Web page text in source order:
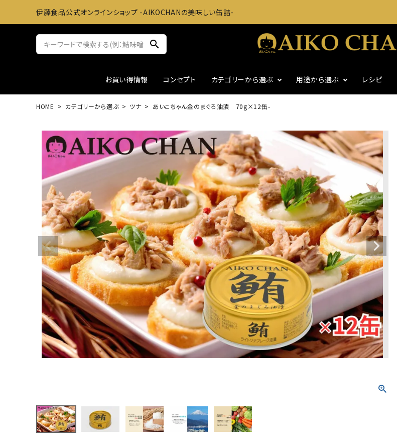
伊藤食品公式オンラインショップ -AIKOCHANの美味しい缶詰-
search
お買い得情報 コンセプト カテゴリーから選ぶ
アウトレット ギフト・グッズ 食塩不使用
用途から選ぶ レシピ
HOME カテゴリーから選ぶ ツナ あいこちゃん金のまぐろ油漬 70g×12缶-